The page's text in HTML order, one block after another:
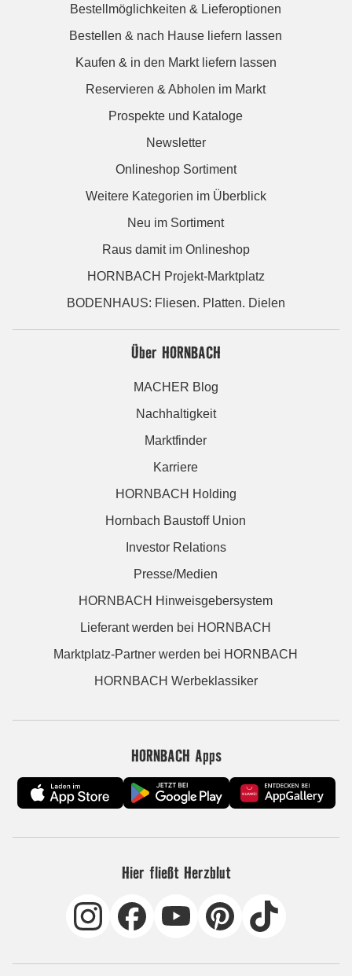
Bestellmöglichkeiten & Lieferoptionen
Bestellen & nach Hause liefern lassen
Kaufen & in den Markt liefern lassen
Reservieren & Abholen im Markt
Prospekte und Kataloge
Newsletter
Onlineshop Sortiment
Weitere Kategorien im Überblick
Neu im Sortiment
Raus damit im Onlineshop
HORNBACH Projekt-Marktplatz
BODENHAUS: Fliesen. Platten. Dielen
Über HORNBACH
MACHER Blog
Nachhaltigkeit
Marktfinder
Karriere
HORNBACH Holding
Hornbach Baustoff Union
Investor Relations
Presse/Medien
HORNBACH Hinweisgebersystem
Lieferant werden bei HORNBACH
Marktplatz-Partner werden bei HORNBACH
HORNBACH Werbeklassiker
HORNBACH Apps
Hier fließt Herzblut